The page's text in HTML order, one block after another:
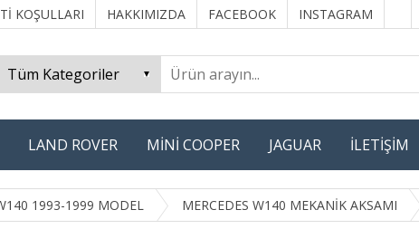
KOŞULLARI HAKKIMIZDA FACEBOOK INSTAGRAM
LAND ROVER MİNİ COOPER JAGUAR İLETİŞİM
1993-1999 MODEL MERCEDES W140 MEKANİK AKSAMI